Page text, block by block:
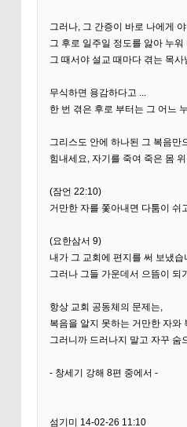
그러나, 그 간증이 바로 나에게
그 후로 일주일 정도를 앓아 누
그 때서야 설교 때마다 겪는 목
무식하면 용감하다고 ...
한 번 겪은 후로 부터는 그 어느
그리스도 안에 하나된 그 복음만
힘내세요, 자기를 죽여 죽은 몸
(잠언 22:10)
거만한 자를 쫓아내면 다툼이 쉬
(요한삼서 9)
내가 그 교회에 편지를 써 보냈습
그러나 그들 가운데서 으뜸이 되
항상 교회 공동체의 문제는,
복음을 알지 못하는 거만한 자와
그러니까 드러나지 말고 자꾸 숨
- 창세기 강해 8편 중에서 -
섬기미 14-02-26 11:10